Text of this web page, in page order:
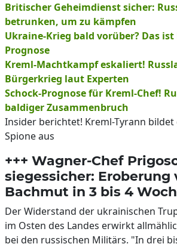
Britischer Geheimdienst sicher:
betrunken, um zu kämpfen
Ukraine-Krieg bald vorüber? Das
Prognose
Kreml-Machtkampf eskaliert!
Bürgerkrieg laut Experten
Schock-Prognose für Kreml-Chef!
baldiger Zusammenbruch
Insider berichtet! Kreml-Tyrann bildet
Spione aus
+++ Wagner-Chef
siegessicher: Eroberung
Bachmut in 3 bis 4
Der Widerstand der ukrainischen
im Osten des Landes erwirkt
bei den russischen Militärs. "In drei